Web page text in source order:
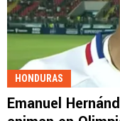
HONDURAS
Emanuel